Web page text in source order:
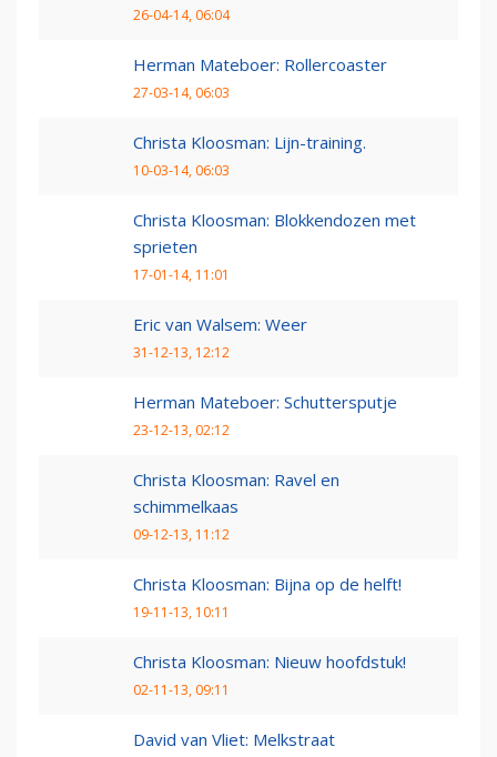
26-04-14, 06:04
Herman Mateboer: Rollercoaster
27-03-14, 06:03
Christa Kloosman: Lijn-training.
10-03-14, 06:03
Christa Kloosman: Blokkendozen met
sprieten
17-01-14, 11:01
Eric van Walsem: Weer
31-12-13, 12:12
Herman Mateboer: Schuttersputje
23-12-13, 02:12
Christa Kloosman: Ravel en
schimmelkaas
09-12-13, 11:12
Christa Kloosman: Bijna op de helft!
19-11-13, 10:11
Christa Kloosman: Nieuw hoofdstuk!
02-11-13, 09:11
David van Vliet: Melkstraat